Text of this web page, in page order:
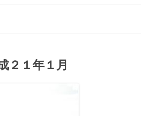
ッ
プ
１年１月